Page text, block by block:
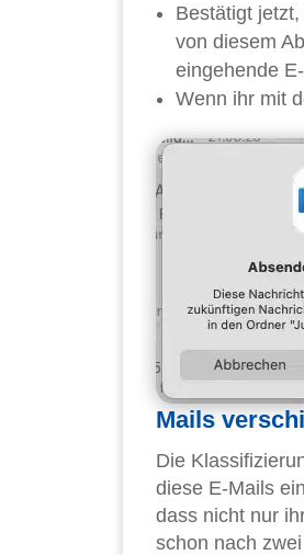
Bestätigt
von diesem
eingehende
Wenn ihr mit
Mails
Die
diese E-Mails
dass nicht nur
schon nach